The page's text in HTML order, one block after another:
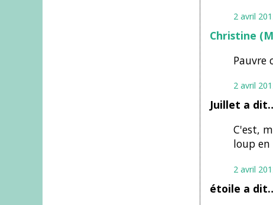
2 avril
Christine
Pauvre
2 avril
Juillet a
C'est,
loup en
2 avril
étoile a